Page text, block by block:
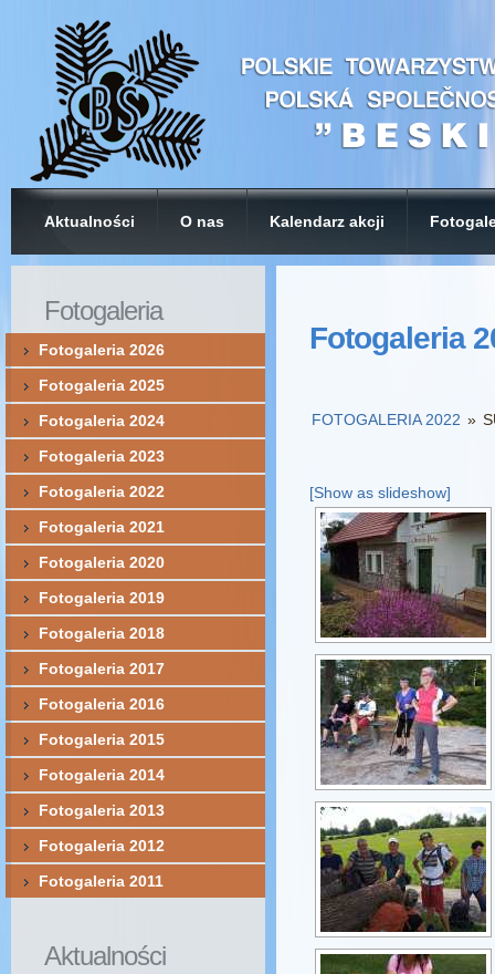
Aktualności O nas Kalendarz akcji
Fotogaleria
FOTOGALERIA 2022 »
[Show as slideshow]
Fotogaleria
Fotogaleria 2026
Fotogaleria 2025
Fotogaleria 2024
Fotogaleria 2023
Fotogaleria 2022
Fotogaleria 2021
Fotogaleria 2020
Fotogaleria 2019
Fotogaleria 2018
Fotogaleria 2017
Fotogaleria 2016
Fotogaleria 2015
Fotogaleria 2014
Fotogaleria 2013
Fotogaleria 2012
Fotogaleria 2011
Aktualności